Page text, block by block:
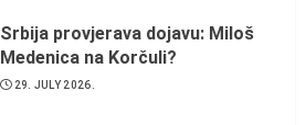
Srbija provjerava dojavu: Miloš
Medenica na Korčuli?
29. JULY 2026.